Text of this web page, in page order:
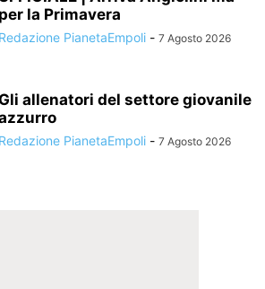
per la Primavera
Redazione PianetaEmpoli - 7 Agosto 2026
allenatori del settore giovanile
Redazione PianetaEmpoli - 7 Agosto 2026